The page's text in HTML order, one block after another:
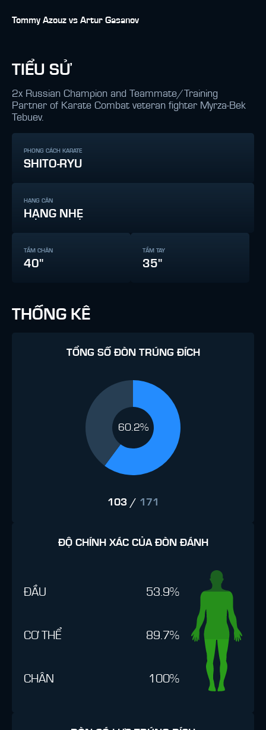
Tommy Azouz vs Artur Gasanov
TIỂU SỬ
2x Russian Champion and Teammate/Training
Partner of Karate Combat veteran fighter Myrza-Bek
Tebuev.
PHONG CÁCH KARATE
SHITO-RYU
HẠNG CÂN
HẠNG NHẸ
TẦM CHÂN
40"
TẦM TAY
35"
THỐNG KÊ
TỔNG SỐ ĐÒN TRÚNG ĐÍCH
60.2%
103/ 171
ĐỘ CHÍNH XÁC CỦA ĐÒN ĐÁNH
ĐẦU 53.9%
CƠ THỂ 89.7%
CHÂN 100%